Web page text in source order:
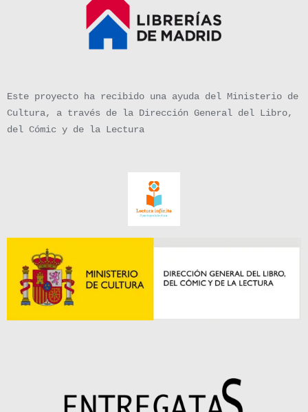
Este proyecto ha recibido una ayuda del Ministerio de
Cultura, a través de la Dirección General del Libro,
del Cómic y de la Lectura